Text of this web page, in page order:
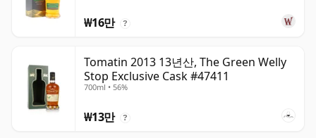
₩16만 ?
Tomatin 2013 13년산, The Green Welly
Stop Exclusive Cask #47411
700ml • 56%
₩13만 ?